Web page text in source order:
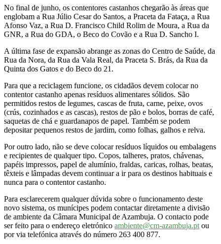
No final de junho, os contentores castanhos chegarão às áreas que
englobam a Rua Júlio Cesar do Santos, a Praceta da Fataça, a Rua
Afonso Vaz, a Rua D. Francisco Child Rolim de Moura, a Rua da
GNR, a Rua do GDA, o Beco do Covão e a Rua D. Sancho I.
A última fase de expansão abrange as zonas do Centro de Saúde, da
Rua da Nora, da Rua da Vala Real, da Praceta S. Brás, da Rua da
Quinta dos Gatos e do Beco do 21.
Para que a reciclagem funcione, os cidadãos devem colocar no
contentor castanho apenas resíduos alimentares sólidos. São
permitidos restos de legumes, cascas de fruta, carne, peixe, ovos
(crús, cozinhados e as cascas), restos de pão e bolos, borras de café,
saquetas de chá e guardanapos de papel. Também se podem
depositar pequenos restos de jardim, como folhas, galhos e relva.
Por outro lado, não se deve colocar resíduos líquidos ou embalagens
e recipientes de qualquer tipo. Copos, talheres, pratos, chávenas,
papéis impressos, papel de alumínio, fraldas, caricas, rolhas, beatas,
têxteis e lâmpadas devem continuar a ir para os destinos habituais e
nunca para o contentor castanho.
Para esclarecerem qualquer dúvida sobre o funcionamento deste
novo sistema, os munícipes podem contactar diretamente a divisão
de ambiente da Câmara Municipal de Azambuja. O contacto pode
ser feito para o endereço eletrónico ambiente@cm-azambuja.pt ou
por via telefónica através do número 263 400 877.